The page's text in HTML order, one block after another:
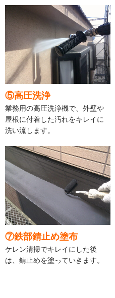
⑤高圧洗浄
業務用の高圧洗浄機で、外壁や
屋根に付着した汚れをキレイに
洗い流します。
⑦鉄部錆止め塗布
ケレン清掃でキレイにした後
は、錆止めを塗っていきます。